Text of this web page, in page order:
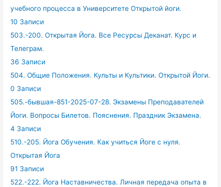
учебного процесса в Университете Открытой йоги.
10 Записи
503.-200. Открытая Йога. Все Ресурсы Деканат. Курс и
Телеграм.
36 Записи
504. Общие Положения. Культы и Культики. Открытой Йоги.
0 Записи
505.-бывшая-851-2025-07-28. Экзамены Преподавателей
Йоги. Вопросы Билетов. Пояснения. Праздник Экзамена.
4 Записи
510.-205. Йога Обучения. Как учиться Йоге с нуля.
Открытая Йога
91 Записи
522.-222. Йога Наставничества. Личная передача опыта в